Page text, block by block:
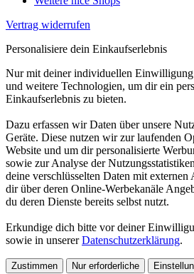
Vertrag widerrufen
Personalisiere dein Einkaufserlebnis
Nur mit deiner individuellen
und weitere Technologien, um dir ein
Einkaufserlebnis zu bieten.
Dazu erfassen wir Daten über unsere
Geräte. Diese nutzen wir zur laufenden
Website und um dir personalisierte
sowie zur Analyse der
deine verschlüsselten Daten mit externen
dir über deren Online-Werbekanäle
du deren Dienste bereits selbst nutzt.
Erkundige dich bitte vor deiner
sowie in unsererDatenschutzerklärung.
Zustimmen Nur erforderliche